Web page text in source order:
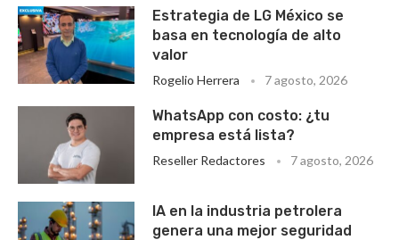
Estrategia de LG México se
basa en tecnología de alto
valor
Rogelio Herrera 7 agosto, 2026
WhatsApp con costo: ¿tu
empresa está lista?
Reseller Redactores 7 agosto, 2026
IA en la industria petrolera
genera una mejor seguridad